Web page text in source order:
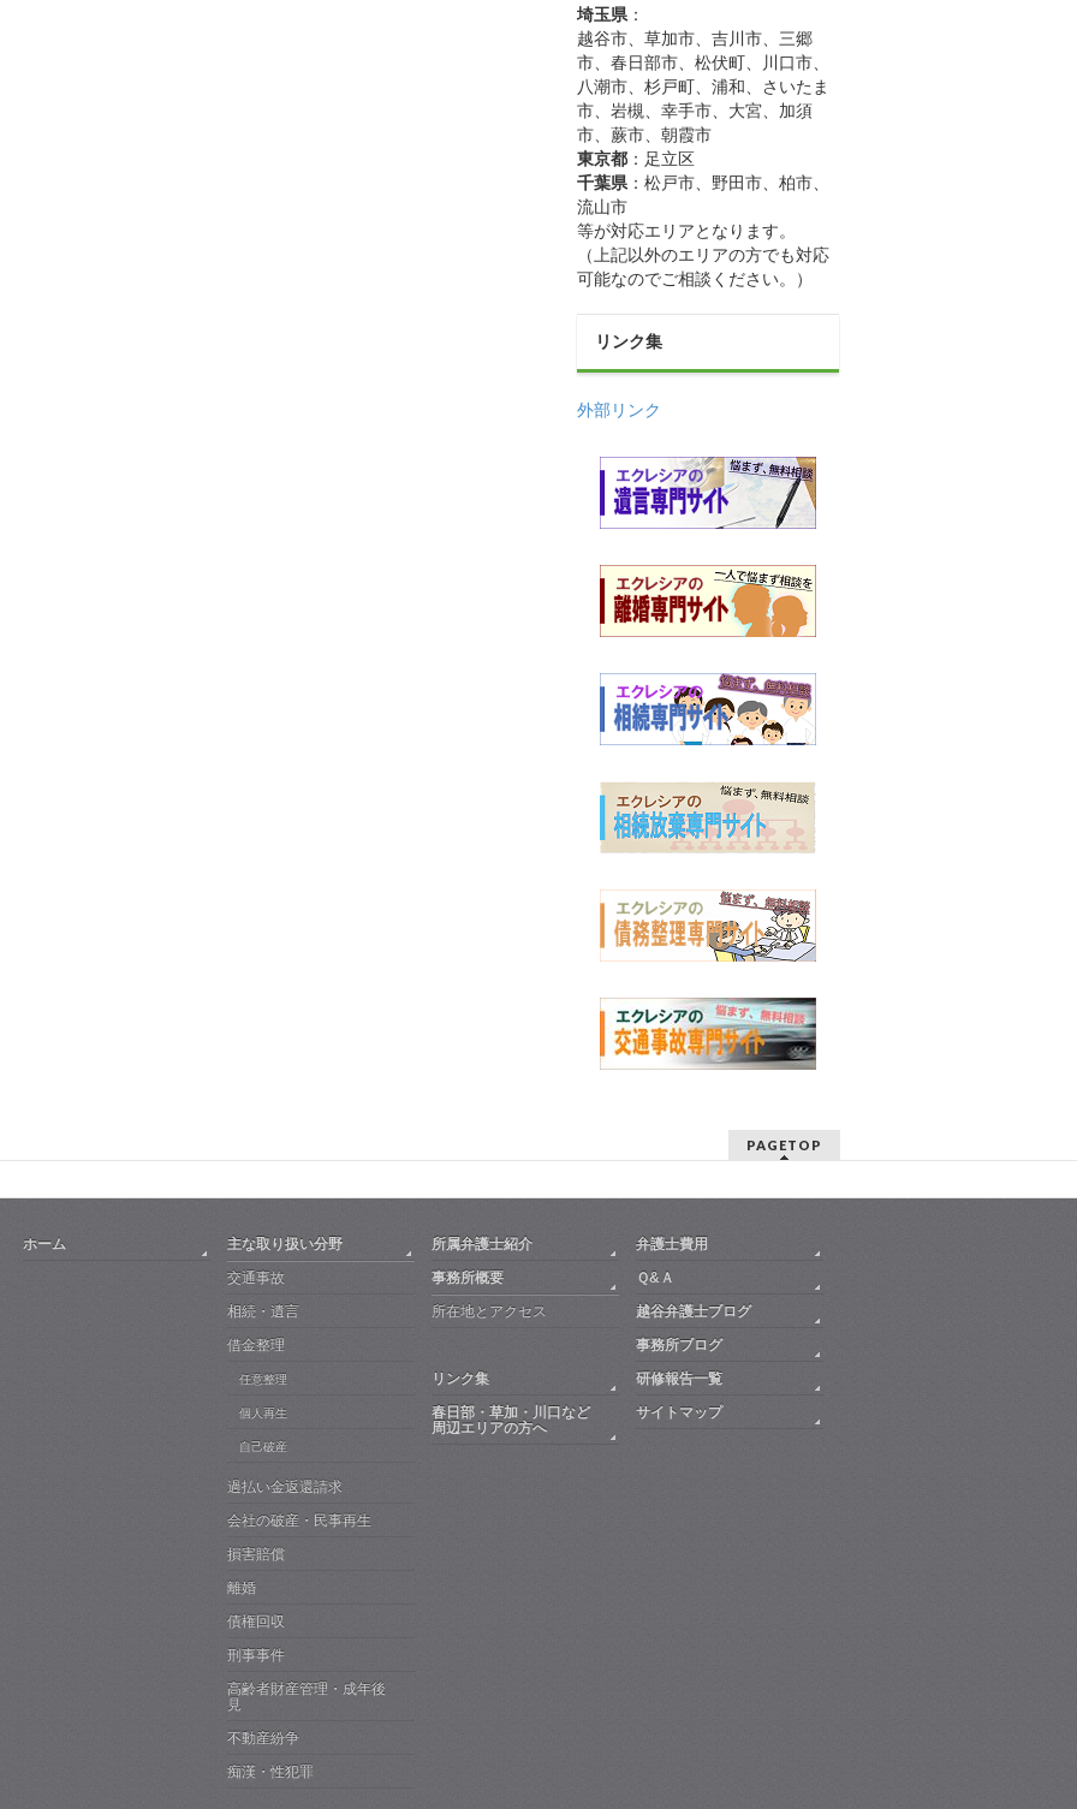
埼玉県：
越谷市、草加市、吉川市、三郷
市、春日部市、松伏町、川口市、
八潮市、杉戸町、浦和、さいたま
市、岩槻、幸手市、大宮、加須
市、蕨市、朝霞市
東京都 ：足立区
千葉県：松戸市、野田市、柏市、
流山市
等が対応エリアとなります。
（上記以外のエリアの方でも対応
可能なのでご相談ください。）
リンク集
外部リンク
PAGETOP
ホーム
主な取り扱い分野
交通事故
相続・遺言
借金整理
任意整理
個人再生
自己破産
過払い金返還請求
会社の破産・民事再生
損害賠償
離婚
債権回収
刑事事件
高齢者財産管理・成年後
見
不動産紛争
痴漢・性犯罪
所属弁護士紹介
弁護士費用
事務所概要
所在地とアクセス
Ｑ&Ａ
越谷弁護士ブログ
事務所ブログ
リンク集
研修報告一覧
春日部・草加・川口など
周辺エリアの方へ
サイトマップ